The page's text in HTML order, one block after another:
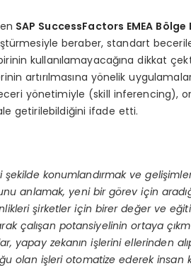
SAP SuccessFactors EMEA Bölge
beraber, standart
kullanılamayacağına dikkat
artırılmasına yönelik
yönetimiyle (skill inferencing),
getirilebildiğini ifade etti.
şekilde konumlandırmak ve
anlamak, yeni bir görev için
şirketler için birer değer ve
çalışan potansiyelinin ortaya
yapay zekanın işlerini ellerinden
olan işleri otomatize ederek insan